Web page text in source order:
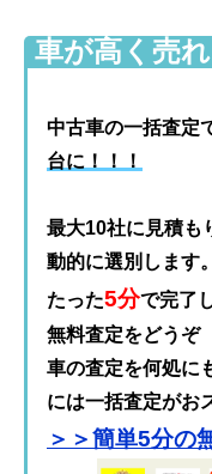
車が高く売
中古車の一括査定
台に！！！
最大10社に見積も
動的に選別します。
たった5分で完了し
無料査定をどうぞ
車の査定を何処に
には一括査定がお
＞＞簡単5分の